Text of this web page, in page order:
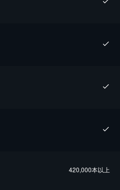
420,000本以上